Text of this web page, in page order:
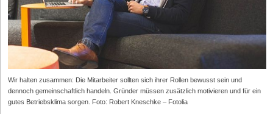
Wir halten zusammen: Die Mitarbeiter sollten sich ihrer Rollen bewusst sein und
dennoch gemeinschaftlich handeln. Gründer müssen zusätzlich motivieren und für ein
gutes Betriebsklima sorgen. Foto: Robert Kneschke – Fotolia